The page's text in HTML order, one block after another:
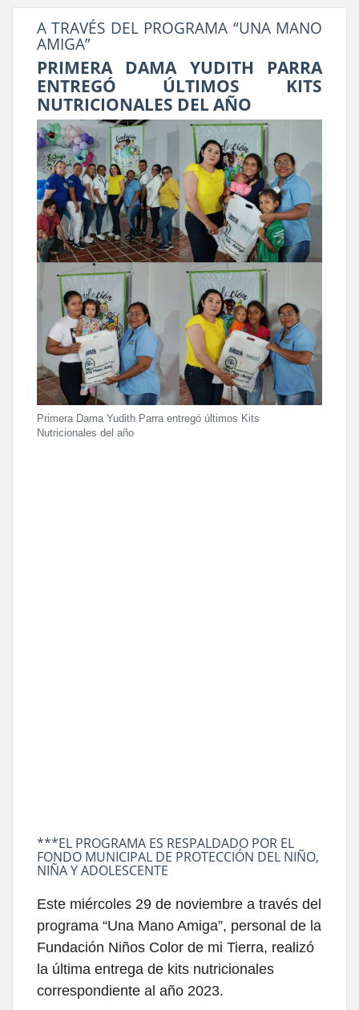
A TRAVÉS DEL PROGRAMA “UNA MANO
AMIGA”
PRIMERA DAMA YUDITH PARRA
ENTREGÓ ÚLTIMOS KITS
NUTRICIONALES DEL AÑO
Primera Dama Yudith Parra entregó últimos Kits
Nutricionales del año
***EL PROGRAMA ES RESPALDADO POR EL
FONDO MUNICIPAL DE PROTECCIÓN DEL NIÑO,
NIÑA Y ADOLESCENTE
Este miércoles 29 de noviembre a través del
programa “Una Mano Amiga”, personal de la
Fundación Niños Color de mi Tierra, realizó
la última entrega de kits nutricionales
correspondiente al año 2023.